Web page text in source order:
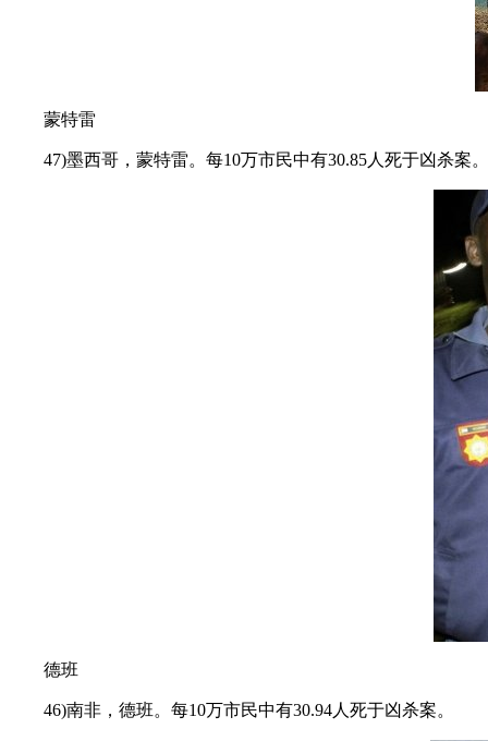
蒙特雷
47)墨西哥，蒙特雷。每10万市民中有30.85人死于凶杀案。
德班
46)南非，德班。每10万市民中有30.94人死于凶杀案。